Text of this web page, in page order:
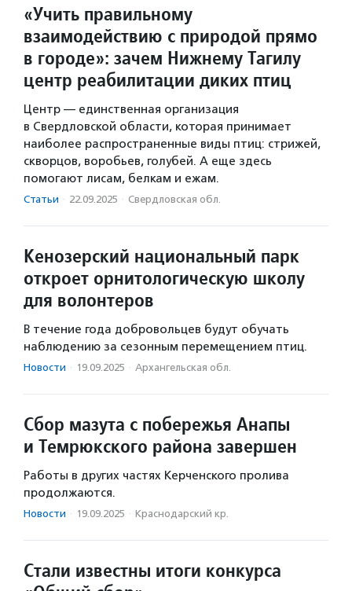
«Учить правильному
взаимодействию с природой прямо
в городе»: зачем Нижнему Тагилу
центр реабилитации диких птиц
Центр — единственная организация
в Свердловской области, которая принимает
наиболее распространенные виды птиц: стрижей,
скворцов, воробьев, голубей. А еще здесь
помогают лисам, белкам и ежам.
Статьи · 22.09.2025 · Свердловская обл.
Кенозерский национальный парк
откроет орнитологическую школу
для волонтеров
В течение года добровольцев будут обучать
наблюдению за сезонным перемещением птиц.
Новости · 19.09.2025 · Архангельская обл.
Сбор мазута с побережья Анапы
и Темрюкского района завершен
Работы в других частях Керченского пролива
продолжаются.
Новости · 19.09.2025 · Краснодарский кр.
Стали известны итоги конкурса